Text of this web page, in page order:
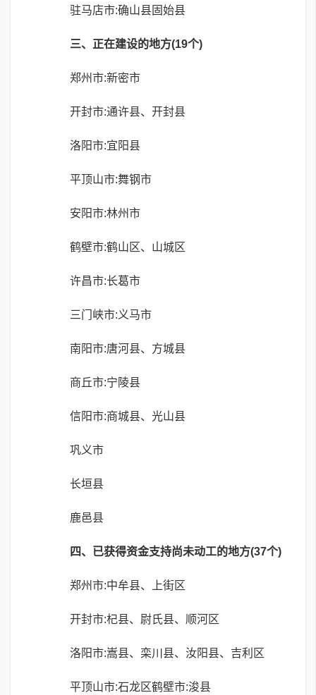
驻马店市:确山县固始县
三、正在建设的地方(19个)
郑州市:新密市
开封市:通许县、开封县
洛阳市:宜阳县
平顶山市:舞钢市
安阳市:林州市
鹤壁市:鹤山区、山城区
许昌市:长葛市
三门峡市:义马市
南阳市:唐河县、方城县
商丘市:宁陵县
信阳市:商城县、光山县
巩义市
长垣县
鹿邑县
四、已获得资金支持尚未动工的地方(37个)
郑州市:中牟县、上街区
开封市:杞县、尉氏县、顺河区
洛阳市:嵩县、栾川县、汝阳县、吉利区
平顶山市:石龙区鹤壁市:浚县